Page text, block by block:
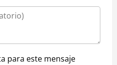
para este mensaje